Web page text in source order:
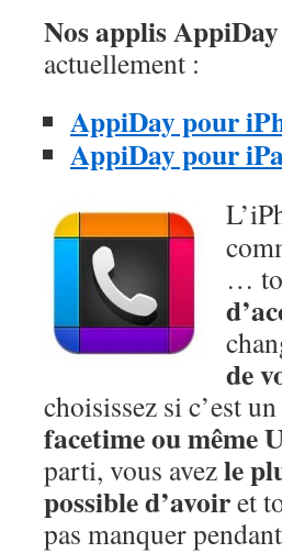
Nos applis
actuellement :
AppiDay pour
AppiDay pour
…
de
choisissez si c’est un
facetime ou même
parti, vous avezle
possible d’avoiret
pas manquer